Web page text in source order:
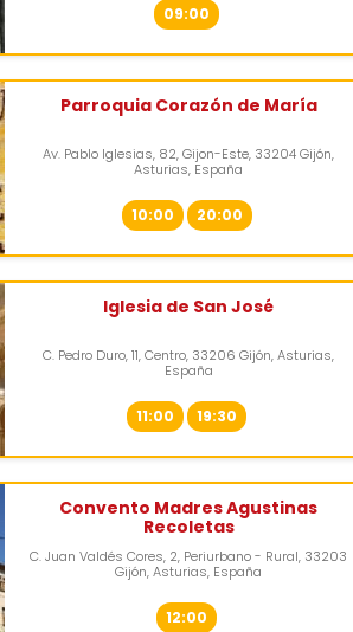
09:00
Parroquia Corazón de María
Av. Pablo Iglesias, 82, Gijon-Este, 33204 Gijón,
Asturias, España
10:00 20:00
Iglesia de San José
C. Pedro Duro, 11, Centro, 33206 Gijón, Asturias,
España
11:00 19:30
Convento Madres Agustinas
Recoletas
C. Juan Valdés Cores, 2, Periurbano - Rural, 33203
Gijón, Asturias, España
12:00